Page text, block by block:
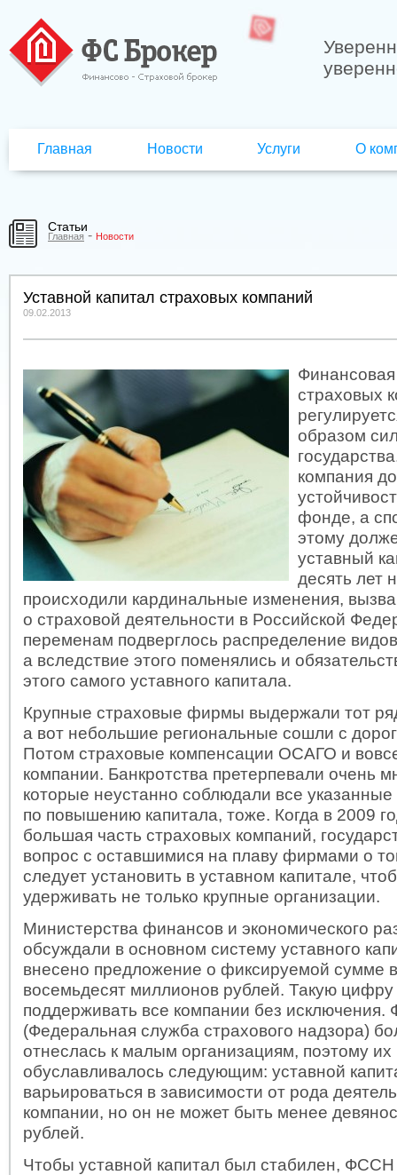
Главная Новости Услуги О
Статьи
Главная- Новости
Уставной капитал страховых компаний
09.02.2013
страховых
образом
компания
фонде, а
этому
уставный
десять лет
происходили кардинальные изменения,
о страховой деятельности в Российской
переменам подверглось распределение
а вследствие этого поменялись и
этого самого уставного капитала.
Крупные страховые фирмы выдержали тот
а вот небольшие региональные сошли с
Потом страховые компенсации ОСАГО и
компании. Банкротства претерпевали очень
которые неустанно соблюдали все
по повышению капитала, тоже. Когда в 2009
большая часть страховых компаний,
вопрос с оставшимися на плаву фирмами о
следует установить в уставном капитале,
удерживать не только крупные организации.
Министерства финансов и экономического
обсуждали в основном систему уставного
внесено предложение о фиксируемой сумме
восемьдесят миллионов рублей. Такую
поддерживать все компании без
(Федеральная служба страхового надзора)
отнеслась к малым организациям, поэтому
обуславливалось следующим: уставной
варьироваться в зависимости от рода
компании, но он не может быть менее
рублей.
Чтобы уставной капитал был стабилен,